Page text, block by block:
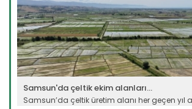
Samsun'da çeltik ekim alanları...
Samsun’da çeltik üretim alanı her geçen yıl